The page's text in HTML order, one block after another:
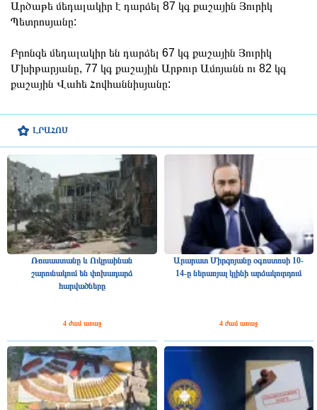
ԼՐԱՀՈՍ
Ռուսաստանը և Ուկրաինան
շարունակում են փոխադարձ
հարվածները
4 ժամ առաջ
Արարատ Միրզոյանը օգոստոսի 10-
14-ը ներառյալ կլինի արձակուրդում
4 ժամ առաջ
Արծաթե մեդալակիր է դարձել 87 կգ քաշային Յուրիկ
Պետրոսյանը:
Բրոնզե մեդալակիր են դարձել 67 կգ քաշային Յուրիկ
Մխիթարյանը, 77 կգ քաշային Արթուր Ամոյանն ու 82 կգ
քաշային Վահե Հովհաննիսյանը: